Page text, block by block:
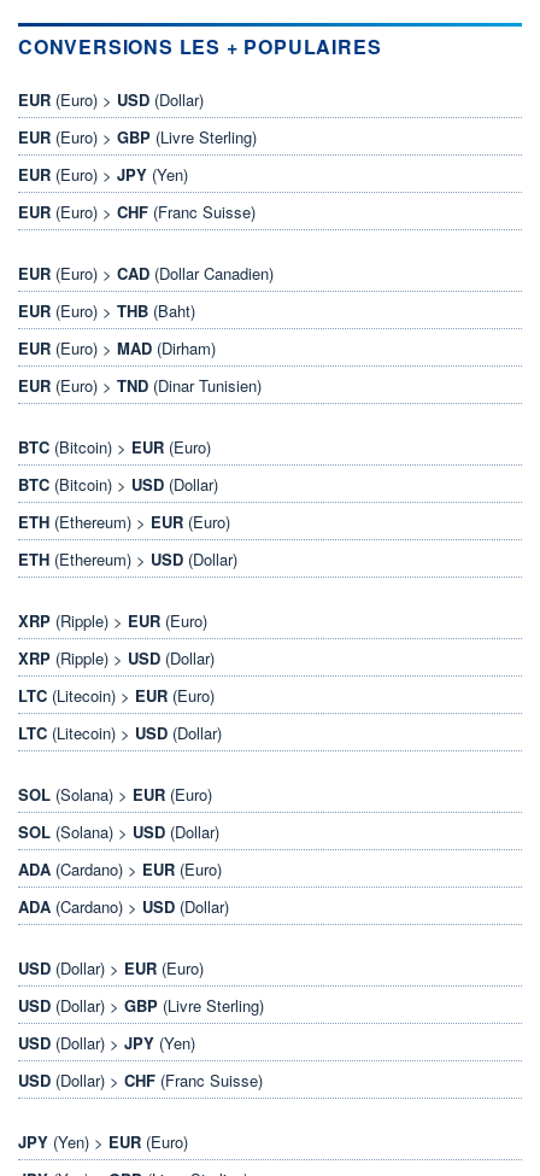
CONVERSIONS LES + POPULAIRES
EUR (Euro) > USD (Dollar)
EUR (Euro) > GBP (Livre Sterling)
EUR (Euro) > JPY (Yen)
EUR (Euro) > CHF (Franc Suisse)
EUR (Euro) > CAD (Dollar Canadien)
EUR (Euro) > THB (Baht)
EUR (Euro) > MAD (Dirham)
EUR (Euro) > TND (Dinar Tunisien)
BTC (Bitcoin) > EUR (Euro)
BTC (Bitcoin) > USD (Dollar)
ETH (Ethereum) > EUR (Euro)
ETH (Ethereum) > USD (Dollar)
XRP (Ripple) > EUR (Euro)
XRP (Ripple) > USD (Dollar)
LTC (Litecoin) > EUR (Euro)
LTC (Litecoin) > USD (Dollar)
SOL (Solana) > EUR (Euro)
SOL (Solana) > USD (Dollar)
ADA (Cardano) > EUR (Euro)
ADA (Cardano) > USD (Dollar)
USD (Dollar) > EUR (Euro)
USD (Dollar) > GBP (Livre Sterling)
USD (Dollar) > JPY (Yen)
USD (Dollar) > CHF (Franc Suisse)
JPY (Yen) > EUR (Euro)